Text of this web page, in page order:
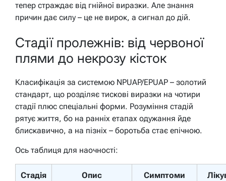
тепер страждає від гнійної виразки. Але знання
причин дає силу – це не вирок, а сигнал до дій.
Стадії пролежнів: від червоної
плями до некрозу кісток
Класифікація за системою NPUAP/EPUAP – золотий
стандарт, що розділяє тискові виразки на чотири
стадії плюс спеціальні форми. Розуміння стадій
рятує життя, бо на ранніх етапах одужання йде
блискавично, а на пізніх – боротьба стає епічною.
Ось таблиця для наочності:
Стадія Опис Симптоми